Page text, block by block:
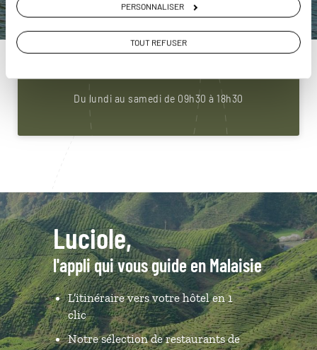
PERSONNALISER
TOUT REFUSER
ou
Construisez votre voyage avec un spécialiste Malaisie
01 86 95 65 43
Du lundi au samedi de 09h30 à 18h30
Luciole,
l'appli qui vous guide en Malaisie
L’itinéraire vers votre hôtel en 1
clic
Notre sélection de restaurants de